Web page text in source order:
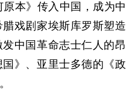
本》传入中国，成为中
戏剧家埃斯库罗斯塑造
中国革命志士仁人的昂
》、亚里士多德的《政